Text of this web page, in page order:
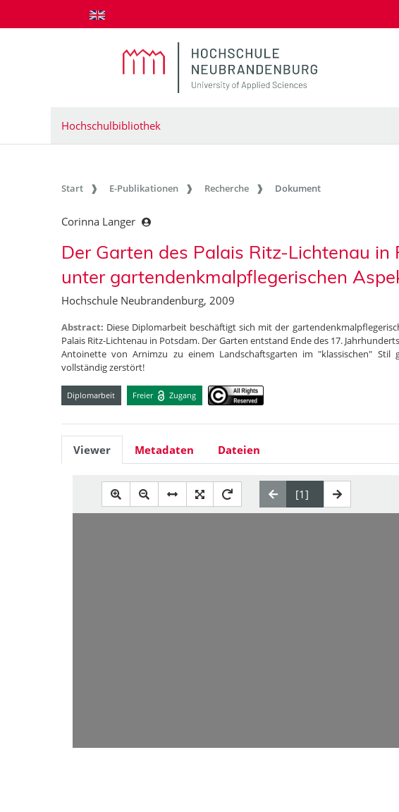
zum Inhalt springen
Hochschulbibliothek
Start E-Publikationen Recherche Dokument
Corinna Langer
Der Garten des Palais Ritz-Lichtenau in
unter gartendenkmalpflegerischen
Hochschule Neubrandenburg, 2009
Abstract: Diese Diplomarbeit beschäftigt sich mit der
Palais Ritz-Lichtenau in Potsdam. Der Garten entstand Ende des 17.
Antoinette von Arnimzu zu einem Landschaftsgarten im "klassischen"
vollständig zerstört!
Diplomarbeit Freier Zugang
Viewer Metadaten Dateien